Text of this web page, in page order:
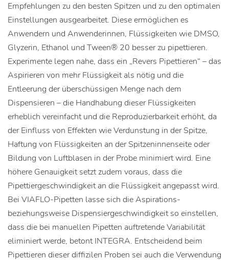
Empfehlungen zu den besten Spitzen und zu den optimalen
Einstellungen ausgearbeitet. Diese ermöglichen es
Anwendern und Anwenderinnen, Flüssigkeiten wie DMSO,
Glyzerin, Ethanol und Tween® 20 besser zu pipettieren.
Experimente legen nahe, dass ein „Revers Pipettieren“ – das
Aspirieren von mehr Flüssigkeit als nötig und die
Entleerung der überschüssigen Menge nach dem
Dispensieren – die Handhabung dieser Flüssigkeiten
erheblich vereinfacht und die Reproduzierbarkeit erhöht, da
der Einfluss von Effekten wie Verdunstung in der Spitze,
Haftung von Flüssigkeiten an der Spitzeninnenseite oder
Bildung von Luftblasen in der Probe minimiert wird. Eine
höhere Genauigkeit setzt zudem voraus, dass die
Pipettiergeschwindigkeit an die Flüssigkeit angepasst wird.
Bei VIAFLO-Pipetten lasse sich die Aspirations-
beziehungsweise Dispensiergeschwindigkeit so einstellen,
dass die bei manuellen Pipetten auftretende Variabilität
eliminiert werde, betont INTEGRA. Entscheidend beim
Pipettieren dieser diffizilen Proben sei auch die Verwendung